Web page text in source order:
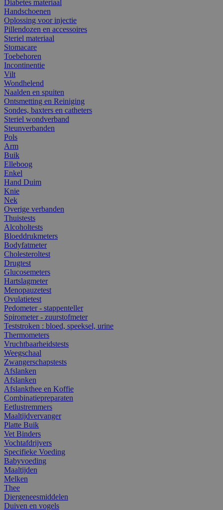
Diabetes materiaal
Handschoenen
Oplossing voor injectie
Pillendozen en accessoires
Steriel materiaal
Stomacare
Toebehoren
Incontinentie
Vilt
Wondhelend
Naalden en spuiten
Ontsmetting en Reiniging
Sondes, baxters en catheters
Steriel wondverband
Steunverbanden
Pols
Arm
Buik
Elleboog
Enkel
Hand Duim
Knie
Nek
Overige verbanden
Thuistests
Alcoholtests
Bloeddrukmeters
Bodyfatmeter
Cholesteroltest
Drugtest
Glucosemeters
Hartslagmeter
Menopauzetest
Ovulatietest
Pedometer - stappenteller
Spirometer - zuurstofmeter
Teststroken : bloed, speeksel, urine
Thermometers
Vruchtbaarheidstests
Weegschaal
Zwangerschapstests
Afslanken
Afslanken
Afslankthee en Koffie
Combinatiepreparaten
Eetlustremmers
Maaltijdvervanger
Platte Buik
Vet Binders
Vochtafdrijvers
Specifieke Voeding
Babyvoeding
Maaltijden
Melken
Thee
Diergeneesmiddelen
Duiven en vogels